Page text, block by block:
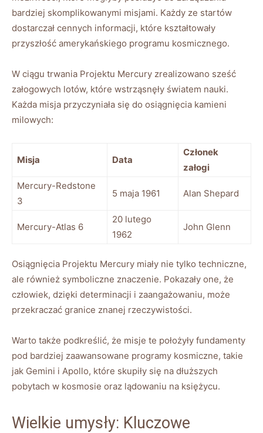
bardziej skomplikowanymi misjami. Każdy ze startów
dostarczał cennych informacji, które kształtowały
przyszłość amerykańskiego programu kosmicznego.
W ciągu trwania Projektu Mercury zrealizowano sześć
załogowych lotów, które wstrząsnęły światem nauki.
Każda misja przyczyniała się do osiągnięcia kamieni
milowych:
Misja Data
Członek
załogi
Mercury-Redstone
3
5 maja 1961 Alan Shepard
Mercury-Atlas 6
20 lutego
1962
John Glenn
Osiągnięcia Projektu Mercury miały nie tylko techniczne,
ale również symboliczne znaczenie. Pokazały one, że
człowiek, dzięki determinacji i zaangażowaniu, może
przekraczać granice znanej rzeczywistości.
Warto także podkreślić, że misje te położyły fundamenty
pod bardziej zaawansowane programy kosmiczne, takie
jak Gemini i Apollo, które skupiły się na dłuższych
pobytach w kosmosie oraz lądowaniu na księżycu.
Wielkie umysły: Kluczowe